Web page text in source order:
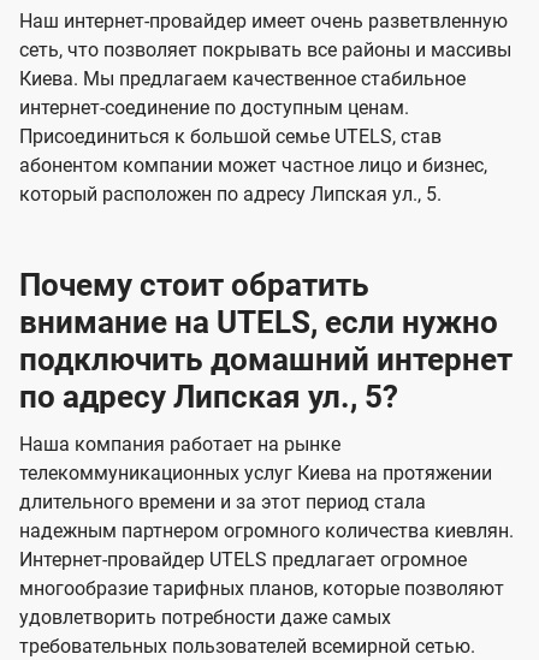
е
н
и
я
е
н
и
я
Наш интернет-провайдер имеет очень разветвленную
сеть, что позволяет покрывать все районы и массивы
Киева. Мы предлагаем качественное стабильное
интернет-соединение по доступным ценам.
Присоединиться к большой семье UTELS, став
абонентом компании может частное лицо и бизнес,
который расположен по адресу Липская ул., 5.
Почему стоит обратить
внимание на UTELS, если нужно
подключить домашний интернет
по адресу Липская ул., 5?
Наша компания работает на рынке
телекоммуникационных услуг Киева на протяжении
длительного времени и за этот период стала
надежным партнером огромного количества киевлян.
Интернет-провайдер UTELS предлагает огромное
многообразие тарифных планов, которые позволяют
удовлетворить потребности даже самых
требовательных пользователей всемирной сетью.